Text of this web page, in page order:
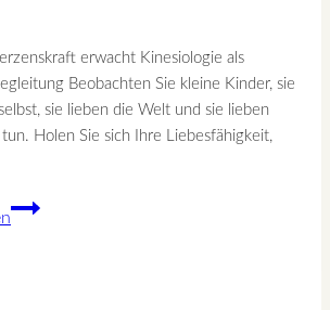
erwacht Kinesiologie als
Beobachten Sie kleine Kinder, sie
sie lieben die Welt und sie lieben
tun. Holen Sie sich Ihre Liebesfähigkeit,
Lernen